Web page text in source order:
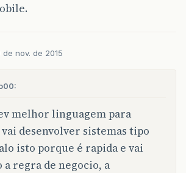
de nov. de 2015
melhor linguagem para
desenvolver sistemas tipo
isto porque é rapida e vai
regra de negocio, a